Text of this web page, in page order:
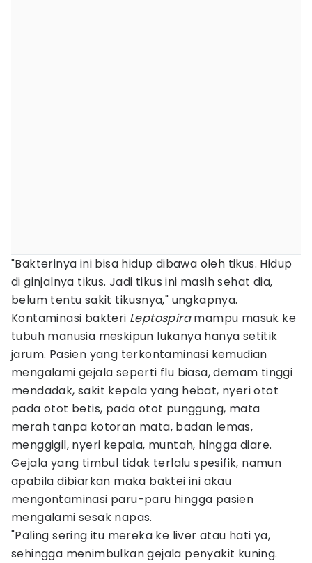
"Bakterinya ini bisa hidup dibawa oleh tikus. Hidup
di ginjalnya tikus. Jadi tikus ini masih sehat dia,
belum tentu sakit tikusnya," ungkapnya.
Kontaminasi bakteri Leptospiramampu masuk ke
tubuh manusia meskipun lukanya hanya setitik
jarum. Pasien yang terkontaminasi kemudian
mengalami gejala seperti flu biasa, demam tinggi
mendadak, sakit kepala yang hebat, nyeri otot
pada otot betis, pada otot punggung, mata
merah tanpa kotoran mata, badan lemas,
menggigil, nyeri kepala, muntah, hingga diare.
Gejala yang timbul tidak terlalu spesifik, namun
apabila dibiarkan maka baktei ini akau
mengontaminasi paru-paru hingga pasien
mengalami sesak napas.
"Paling sering itu mereka ke liver atau hati ya,
sehingga menimbulkan gejala penyakit kuning.